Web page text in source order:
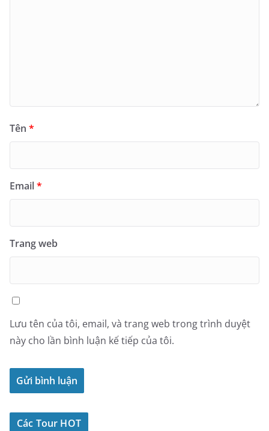
Tên *
Email*
Trang web
Lưu tên của tôi, email, và trang web trong trình duyệt
này cho lần bình luận kế tiếp của tôi.
Các Tour HOT